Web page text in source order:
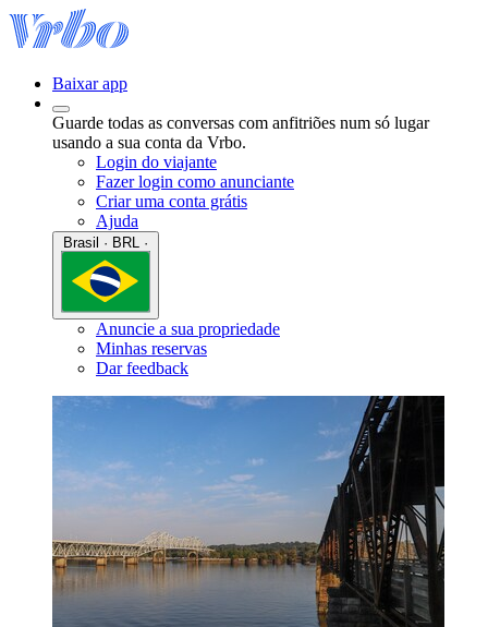
Baixar app
Guarde todas as conversas com anfitriões num só lugar
usando a sua conta da Vrbo.
Login do viajante
Fazer login como anunciante
Criar uma conta grátis
Ajuda
Anuncie a sua propriedade
Minhas reservas
Dar feedback